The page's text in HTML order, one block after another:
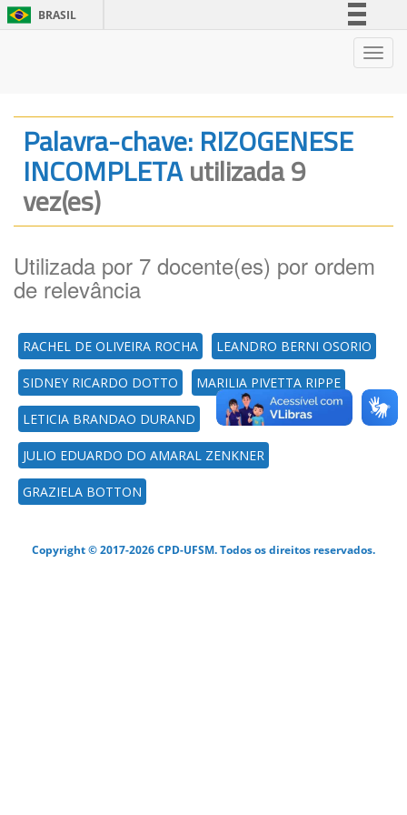
BRASIL
Legislação
Canais
Palavra-chave: RIZOGENESE
INCOMPLETAutilizada 9
vez(es)
Utilizada por 7 docente(es) por ordem
de relevância
RACHEL DE OLIVEIRA ROCHA LEANDRO BERNI OSORIO
SIDNEY RICARDO DOTTO MARILIA PIVETTA RIPPE
LETICIA BRANDAO DURAND
JULIO EDUARDO DO AMARAL ZENKNER
GRAZIELA BOTTON
Copyright © 2017-2026 CPD-UFSM. Todos os direitos reservados.